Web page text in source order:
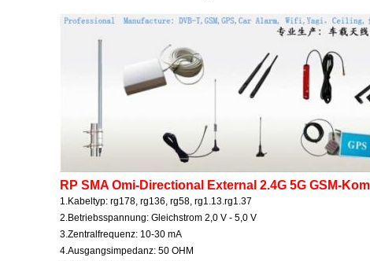
RP SMA Omi-Directional External 2.4G 5G GSM-
1.Kabeltyp: rg178, rg136, rg58, rg1.13.rg1.37
2.Betriebsspannung: Gleichstrom 2,0 V - 5,0 V
3.Zentralfrequenz: 10-30 mA
4.Ausgangsimpedanz: 50 OHM